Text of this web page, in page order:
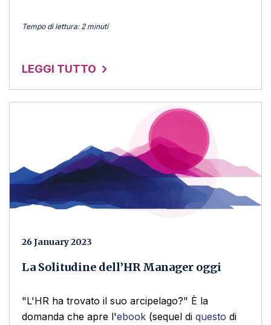
Tempo di lettura: 2 minuti
LEGGI TUTTO
26 January 2023
La Solitudine dell’HR Manager oggi
"L'HR ha trovato il suo arcipelago?" È la
domanda che apre l'ebook (sequel di questo di